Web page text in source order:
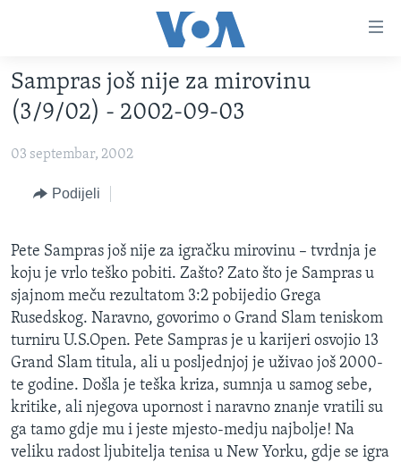
glavni
sadržaj
Pređi
na
navigaciju
na
pretragu
TV PROGRAM
VIDEO
FOTOGRAFIJE DANA
VIJESTI
BOSNA I HERCEGOVINA
SVIJET
SPECIJALNI PROJEKTI
KORUPCIJA
SLOBODA MEDIJA
ŽENSKA STRANA
IZBJEGLIČKA STRANA
MAGAZIN
O GLASU AMERIKE
Sampras još nije za mirovinu
(3/9/02) - 2002-09-03
03 septembar, 2002
Podijeli
Pete Sampras još nije za igračku mirovinu – tvrdnja je
koju je vrlo teško pobiti. Zašto? Zato što je Sampras u
sjajnom meču rezultatom 3:2 pobijedio Grega
Rusedskog. Naravno, govorimo o Grand Slam teniskom
turniru U.S.Open. Pete Sampras je u karijeri osvojio 13
Grand Slam titula, ali u posljednjoj je uživao još 2000-
te godine. Došla je teška kriza, sumnja u samog sebe,
kritike, ali njegova upornost i naravno znanje vratili su
ga tamo gdje mu i jeste mjesto-medju najbolje! Na
veliku radost ljubitelja tenisa u New Yorku, gdje se igra